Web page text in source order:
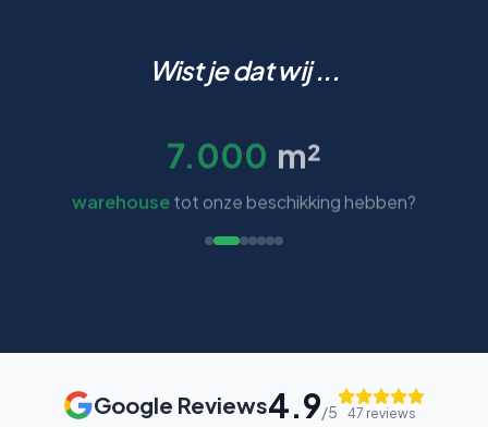
Wist je dat wij ...
7.000 m²
warehousetot onze beschikking hebben?
Google Reviews4.9/5 47 reviews